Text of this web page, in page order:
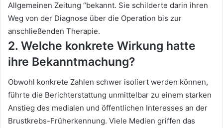
Allgemeinen Zeitung “bekannt. Sie schilderte darin ihren
Weg von der Diagnose über die Operation bis zur
anschließenden Therapie.
2. Welche konkrete Wirkung hatte
ihre Bekanntmachung?
Obwohl konkrete Zahlen schwer isoliert werden können,
führte die Berichterstattung unmittelbar zu einem starken
Anstieg des medialen und öffentlichen Interesses an der
Brustkrebs-Früherkennung. Viele Medien griffen das